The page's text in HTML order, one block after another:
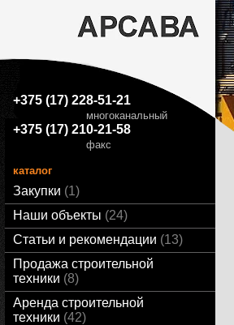
+375 (17) 228-51-21
многоканальный
+375 (17) 210-21-58
факс
каталог
Закупки
1
Наши объекты
24
Статьи и рекомендации
13
Продажа строительной
техники 8
Аренда строительной
техники 42